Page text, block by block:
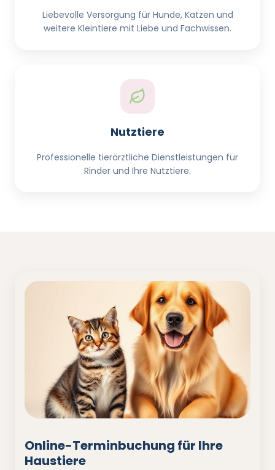
Liebevolle Versorgung für Hunde, Katzen und
weitere Kleintiere mit Liebe und Fachwissen.
Nutztiere
Professionelle tierärztliche Dienstleistungen für
Rinder und Ihre Nutztiere.
Online-Terminbuchung für Ihre
Haustiere